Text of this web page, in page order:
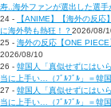
寿..海外ファンが選出した選手
24 -
【ANIME】【海外の反
に海外勢も熱狂！？2026/08/
25 - 海外の反応【ONE PIECE
2026/08/10
26 - 韓国人「真似せずにはい
当に上手い…（ﾌﾞﾙﾌﾞﾙ」＝韓
27 - 韓国人「真似せずにはい
当に上手い…（ﾌﾞﾙﾌﾞﾙ」＝韓